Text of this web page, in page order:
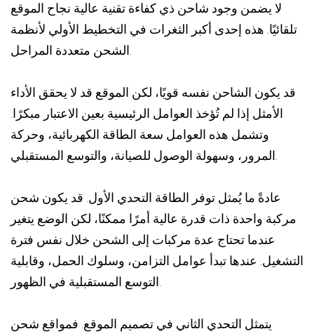
لا يضمن وجود شاحن ذي كفاءة تقنية عالية نجاح الموقع
تلقائيًا. هذه إحدى أكبر الثغرات في التخطيط الأولي لأنظمة
قد يكون الشاحن نفسه قويًا، لكن الموقع قد لا يحقق الأداء
الأمثل إذا لم تُؤخذ العوامل الرئيسية بعين الاعتبار مبكرًا.
وتشمل هذه العوامل سعة الطاقة الكهربائية، وحركة
عادةً ما يُمثل توفر الطاقة التحدي الأول. قد يكون شحن
مركبة واحدة ذات قدرة عالية أمرًا ممكنًا، لكن الوضع يتغير
عندما تحتاج عدة مركبات إلى الشحن خلال نفس فترة
التشغيل. عندها تبدأ عوامل التزامن، وسلوك الحمل، وقابلية
يتمثل التحدي الثاني في تصميم الموقع. فمواقع شحن